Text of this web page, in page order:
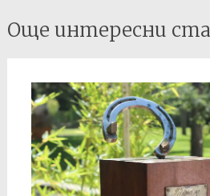
Post
navigation
Още интересни